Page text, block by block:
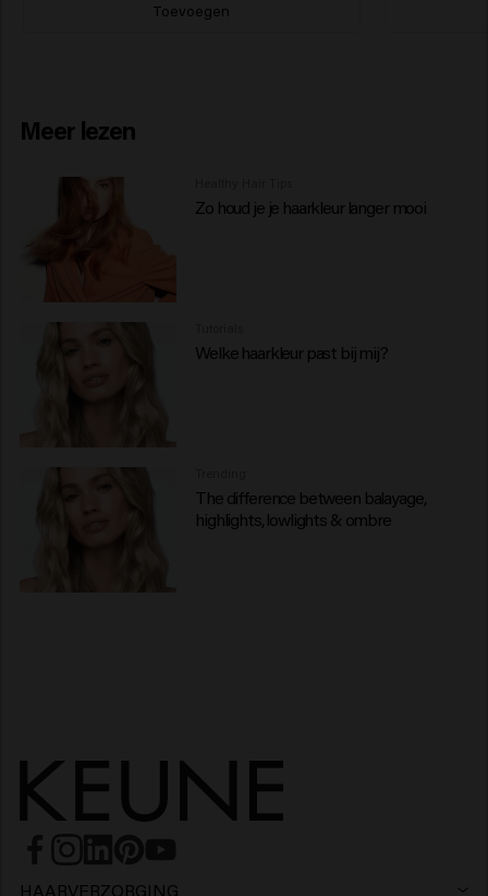
Toevoegen
Meer lezen
Zo houd je je haarkleur langer mooi
Welke haarkleur past bij mij?
The difference between balayage,
highlights, lowlights & ombre
HAARVERZORGING